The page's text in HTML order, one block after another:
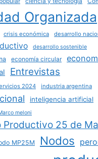
Organizada
crisis económica desarrollo
desarrollo sostenible
economía circular
Entrevistas
2024 industria argentina
inteligencia artificial
meloni
Productivo 25 de
MP25M Nodos